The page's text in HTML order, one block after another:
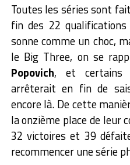
Toutes les séries sont
fin des 22
sonne comme un choc,
le Big Three, on se
Popovich, et certains
arrêterait en fin de
encore là. De cette
la onzième place de leur
32 victoires et 39
recommencer une série